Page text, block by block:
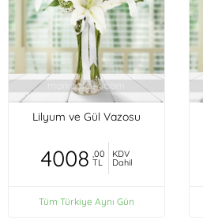
Lilyum ve Gül Vazosu
4008 ,00
TL
KDV
Dahil
Tüm Türkiye Aynı Gün